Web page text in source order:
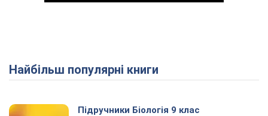
Play Video
Найбільш популярні книги
Підручники Біологія 9 клас